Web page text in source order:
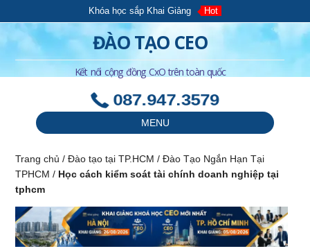
Khóa học sắp Khai Giảng Hot
ĐÀO TẠO CEO
Kết nối cộng đồng CxO trên toàn quốc
087.947.3579
MENU
Trang chủ /Đào tạo tại TP.HCM /Đào Tạo Ngắn Hạn Tại
TPHCM / Học cách kiểm soát tài chính doanh nghiệp tại
tphcm